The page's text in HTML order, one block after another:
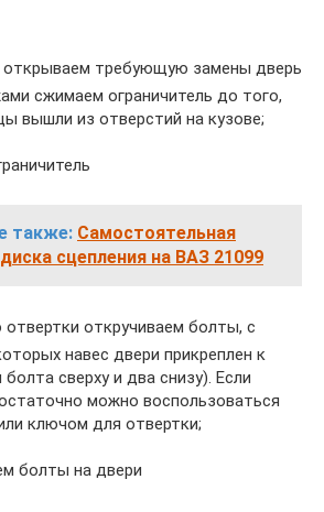
открываем требующую замены дверь
сжимаем ограничитель до того,
вышли из отверстий на кузове;
также: Самостоятельная
сцепления на ВАЗ 21099
откручиваем болты, с
навес двери прикреплен к
болта сверху и два снизу). Если
можно воспользоваться
ключом для отвертки;
болты на двери